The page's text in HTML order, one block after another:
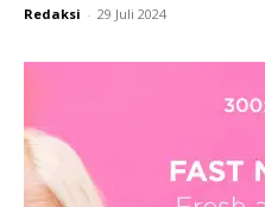
Redaksi - 29 Juli 2024